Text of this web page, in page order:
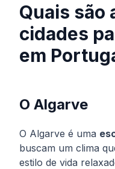
Quais são
cidades
em
O Algarve
O Algarve é uma
buscam um clima
estilo de vida